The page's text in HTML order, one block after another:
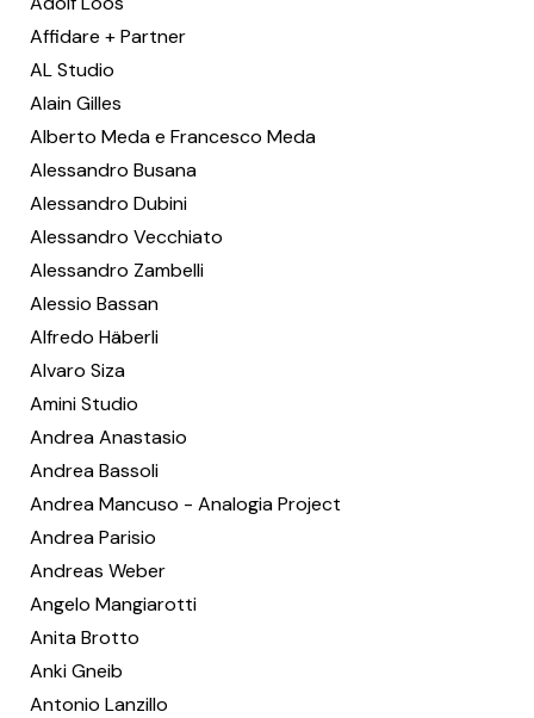
Affidare + Partner
AL Studio
Alain Gilles
Alberto Meda e Francesco Meda
Alessandro Busana
Alessandro Dubini
Alessandro Vecchiato
Alessandro Zambelli
Alessio Bassan
Alfredo Häberli
Alvaro Siza
Amini Studio
Andrea Anastasio
Andrea Bassoli
Andrea Mancuso - Analogia Project
Andrea Parisio
Andreas Weber
Angelo Mangiarotti
Anita Brotto
Anki Gneib
Antonio Lanzillo